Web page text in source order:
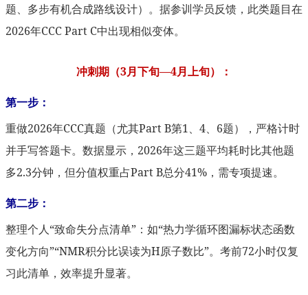
题、多步有机合成路线设计）。据参训学员反馈，此类题目在
2026年CCC Part C中出现相似变体。
冲刺期（3月下旬—4月上旬）：
第一步：
重做2026年CCC真题（尤其Part B第1、4、6题），严格计时
并手写答题卡。数据显示，2026年这三题平均耗时比其他题
多2.3分钟，但分值权重占Part B总分41%，需专项提速。
第二步：
整理个人“致命失分点清单”：如“热力学循环图漏标状态函数
变化方向”“NMR积分比误读为H原子数比”。考前72小时仅复
习此清单，效率提升显著。